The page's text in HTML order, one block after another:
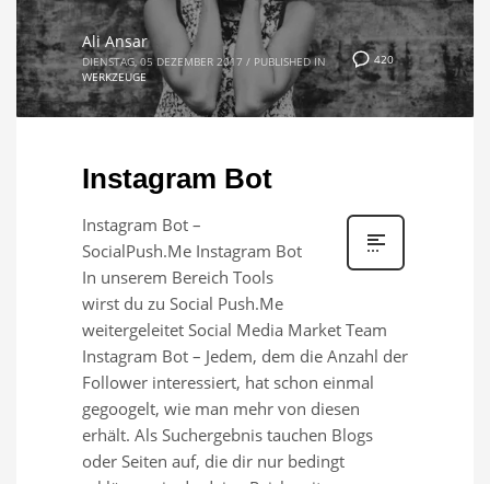
420
Ali Ansar
DIENSTAG, 05 DEZEMBER 2017 / PUBLISHED IN
WERKZEUGE
Instagram Bot
Instagram Bot –
SocialPush.Me Instagram Bot
In unserem Bereich Tools
wirst du zu Social Push.Me
weitergeleitet Social Media Market Team
Instagram Bot – Jedem, dem die Anzahl der
Follower interessiert, hat schon einmal
gegoogelt, wie man mehr von diesen
erhält. Als Suchergebnis tauchen Blogs
oder Seiten auf, die dir nur bedingt